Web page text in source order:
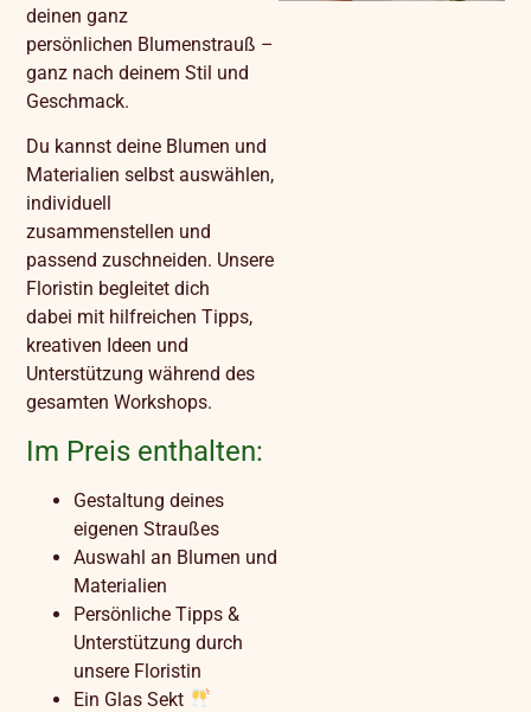
deinen ganz
persönlichen Blumenstrauß –
ganz nach deinem Stil und
Geschmack.
Du kannst deine Blumen und
Materialien selbst auswählen,
individuell
zusammenstellen und
passend zuschneiden. Unsere
Floristin begleitet dich
dabei mit hilfreichen Tipps,
kreativen Ideen und
Unterstützung während des
gesamten Workshops.
Im Preis enthalten:
Gestaltung deines
eigenen Straußes
Auswahl an Blumen und
Materialien
Persönliche Tipps &
Unterstützung durch
unsere Floristin
Ein Glas Sekt